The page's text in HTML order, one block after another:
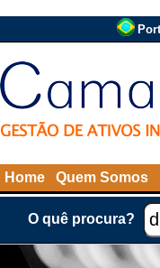
Home Quem Somos
O quê procura?